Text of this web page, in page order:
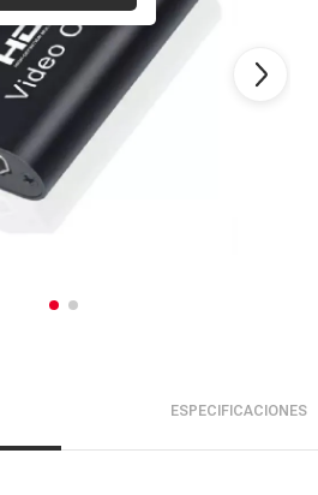
7
Microfono
8
Parlantes Bluetooth
9
Accesorios Computo
10 .
Smartwach
ESPECIFICACIONES